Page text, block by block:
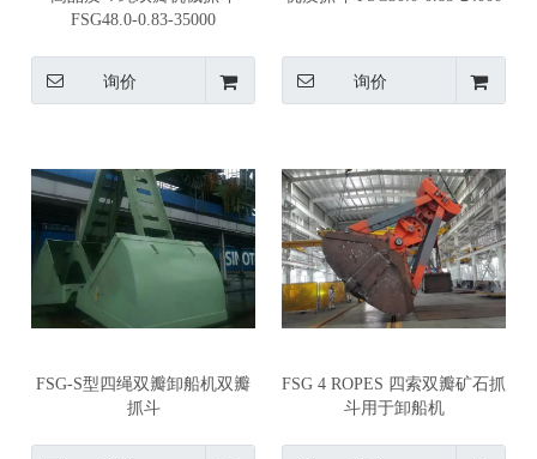
FSG48.0-0.83-35000
询价 询价
FSG-S型四绳双瓣卸船机双瓣
抓斗
FSG 4 ROPES 四索双瓣矿石抓
斗用于卸船机